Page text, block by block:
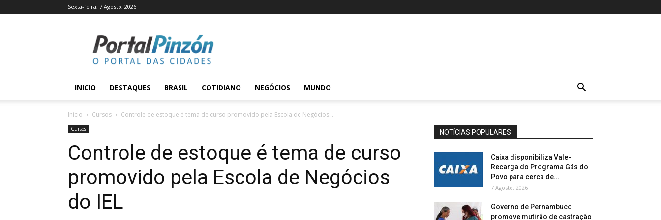
Sexta-feira, 7 Agosto, 2026
Pinzón
INICIO DESTAQUES BRASIL COTIDIANO NEGÓCIOS MUNDO
Inicio Cursos Controle de estoque é tema de curso promovido pela Escola de Negócios...
Cursos
Controle de estoque é tema de curso
promovido pela Escola de Negócios
do IEL
NOTÍCIAS POPULARES
Caixa disponibiliza Vale-
Recarga do Programa Gás do
Povo para cerca de...
7 Agosto, 2026
Governo de Pernambuco
promove mutirão de castração